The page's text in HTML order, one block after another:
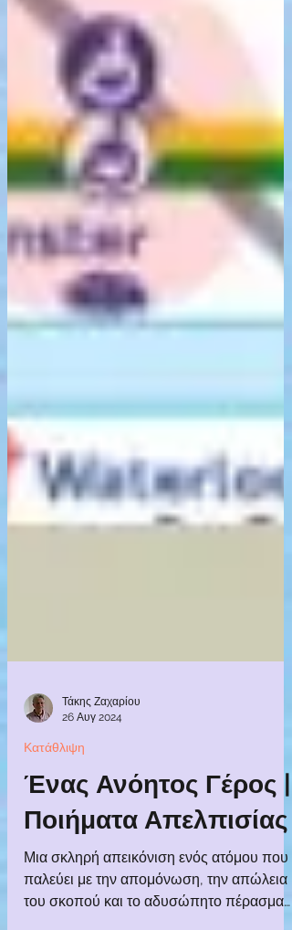
26 Αυγ 2024
Κατάθλιψη
Ένας Ανόητος Γέρος |
Ποιήματα Απελπισίας
Μια σκληρή απεικόνιση ενός ατόμου που
παλεύει με την απομόνωση, την απώλεια